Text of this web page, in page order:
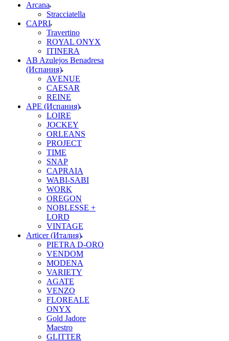
Arcana
Stracciatella
CAPRI
Travertino
ROYAL ONYX
ITINERA
AB Azulejos Benadresa
(Испания)
AVENUE
CAESAR
REINE
APE (Испания)
LOIRE
JOCKEY
ORLEANS
PROJECT
TIME
SNAP
CAPRAIA
WABI-SABI
WORK
OREGON
NOBLESSE +
LORD
VINTAGE
Articer (Италия)
PIETRA D-ORO
VENDOM
MODENA
VARIETY
AGATE
VENZO
FLOREALE
ONYX
Gold Jadore
Maestro
GLITTER